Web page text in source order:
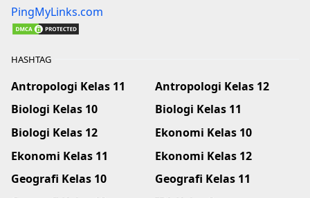
PingMyLinks.com
HASHTAG
Antropologi Kelas 11
Antropologi Kelas 12
Biologi Kelas 10
Biologi Kelas 11
Biologi Kelas 12
Ekonomi Kelas 10
Ekonomi Kelas 11
Ekonomi Kelas 12
Geografi Kelas 10
Geografi Kelas 11